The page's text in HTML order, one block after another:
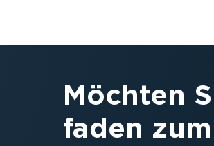
Möchten
faden